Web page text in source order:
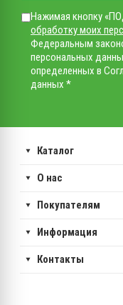
Нажимая кнопку
обработку моих
Федеральным
персональных
определенных в
данных *
Каталог
О нас
Покупателям
Информация
Контакты